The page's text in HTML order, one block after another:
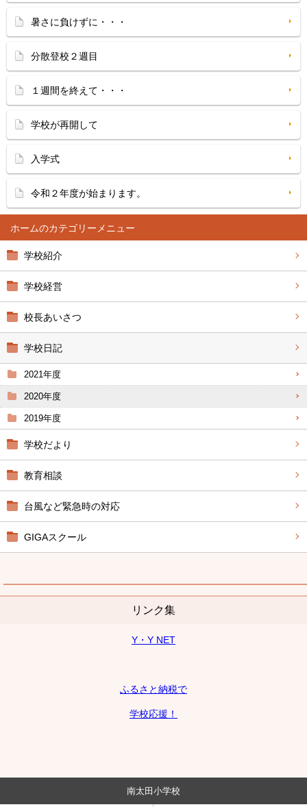
ホーム
学校紹介
学校経営
校長あいさつ
学校日記
2021年度
2020年度
2019年度
学校だより
教育相談
台風など緊急時の対応
GIGAスクール
リンク集
Y・Y NET
ふるさと納税で
学校応援！
暑さに負けずに・・・
分散登校２週目
１週間を終えて・・・
学校が再開して
入学式
令和２年度が始まります。
南太田小学校